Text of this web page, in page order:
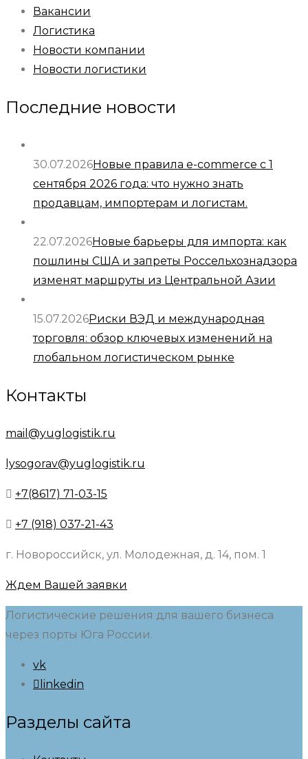
Вакансии
Логистика
Новости компании
Новости логистики
Последние новости
30.07.2026Новые правила e-commerce с 1
сентября 2026 года: что нужно знать
продавцам, импортерам и логистам.
22.07.2026Новые барьеры для импорта: как
пошлины США и запреты Россельхознадзора
изменят маршруты из Центральной Азии
15.07.2026Риски ВЭД и международная
торговля: обзор ключевых изменений на
глобальном логистическом рынке
Контакты
mail@yuglogistik.ru
lysogorav@yuglogistik.ru
+7(8617) 71-03-15
+7 (918) 037-21-43
г. Новороссийск, ул. Молодежная, д. 14, пом. 1
Ждем Вашей заявки
Логистические решения для вашего бизнеса
через порты Юга России.
vk
linkedin
Разделы сайта